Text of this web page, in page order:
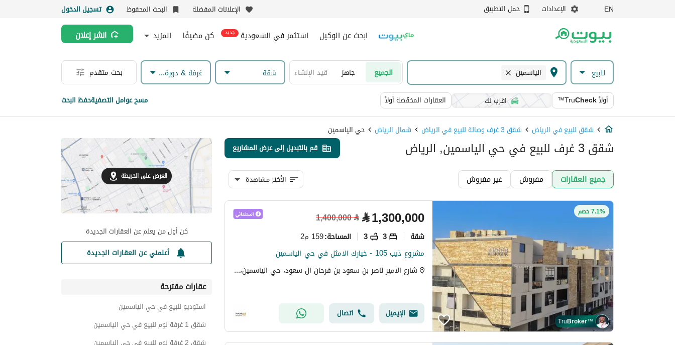
EN الإعدادات حمل التطبيق الإعلانات المفضلة البحث المحفوظ تسجيل الدخول
ابحث عن الوكيل استثمر في السعودية جديد كن مضيفًا المزيد انشر إعلان
للبيع الياسمين الجميع جاهز قيد الإنشاء شقة غرفة & دورة مياه بحث متقدم
أولاً ™TruCheck اقرب لك العقارات المخفّضة أولاً مسح عوامل التصفيةحفظ البحث
شقق للبيع في الرياض شقق 3 غرف وصالة للبيع في الرياض شمال الرياض حي الياسمين
شقق 3 غرف للبيع في حي الياسمين, الرياض قم بالتبديل إلى عرض المشاريع
جميع العقارات مفروش غير مفروش الأكثر مشاهدة
7.1% خصم
TruBroker™
⃁1,300,000
⃁
1,400,000
شقة 3
3 المساحة:159 م2
مشروع ذيب 105 - خيارك الامثل في حي الياسمين
شارع الامير ناصر بن سعود بن فرحان ال سعود، حي الياسمين، شمال الرياض، الرياض
الإيميل اتصال
العرض على الخريطة
كن أول من يعلم عن العقارات الجديدة
أعلمني عن العقارات الجديدة
عقارات مقترحة
استوديو للبيع في حي الياسمين
شقق 1 غرفة نوم للبيع في حي الياسمين